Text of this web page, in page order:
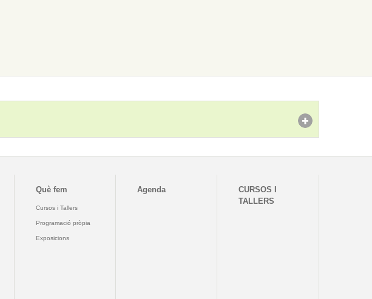
Què fem
Cursos i Tallers
Programació pròpia
Exposicions
Agenda
CURSOS I
TALLERS